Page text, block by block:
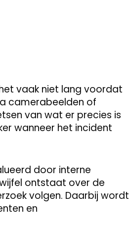
vaak niet lang voordat
camerabeelden of
van wat er precies is
wanneer het incident
door interne
ontstaat over de
volgen. Daarbij wordt
en